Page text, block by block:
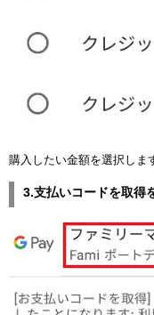
購入したい金額を選択しま
3.支払いコードを取得